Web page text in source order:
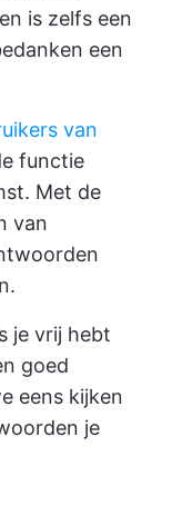
is zelfs een
een
van
functie
Met de
van
je vrij hebt
goed
eens kijken
je